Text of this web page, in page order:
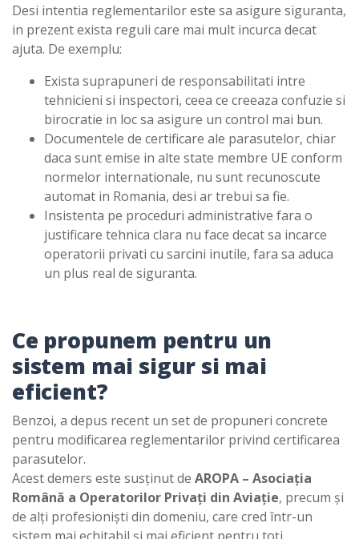
Desi intentia reglementarilor este sa asigure siguranta,
in prezent exista reguli care mai mult incurca decat
ajuta. De exemplu:
Exista suprapuneri de responsabilitati intre
tehnicieni si inspectori, ceea ce creeaza confuzie si
birocratie in loc sa asigure un control mai bun.
Documentele de certificare ale parasutelor, chiar
daca sunt emise in alte state membre UE conform
normelor internationale, nu sunt recunoscute
automat in Romania, desi ar trebui sa fie.
Insistenta pe proceduri administrative fara o
justificare tehnica clara nu face decat sa incarce
operatorii privati cu sarcini inutile, fara sa aduca
un plus real de siguranta.
Ce propunem pentru un
sistem mai sigur si mai
eficient?
Benzoi, a depus recent un set de propuneri concrete
pentru modificarea reglementarilor privind certificarea
parasutelor.
Acest demers este susținut de AROPA – Asociația
Română a Operatorilor Privați din Aviație, precum și
de alți profesioniști din domeniu, care cred într-un
sistem mai echitabil și mai eficient pentru toți